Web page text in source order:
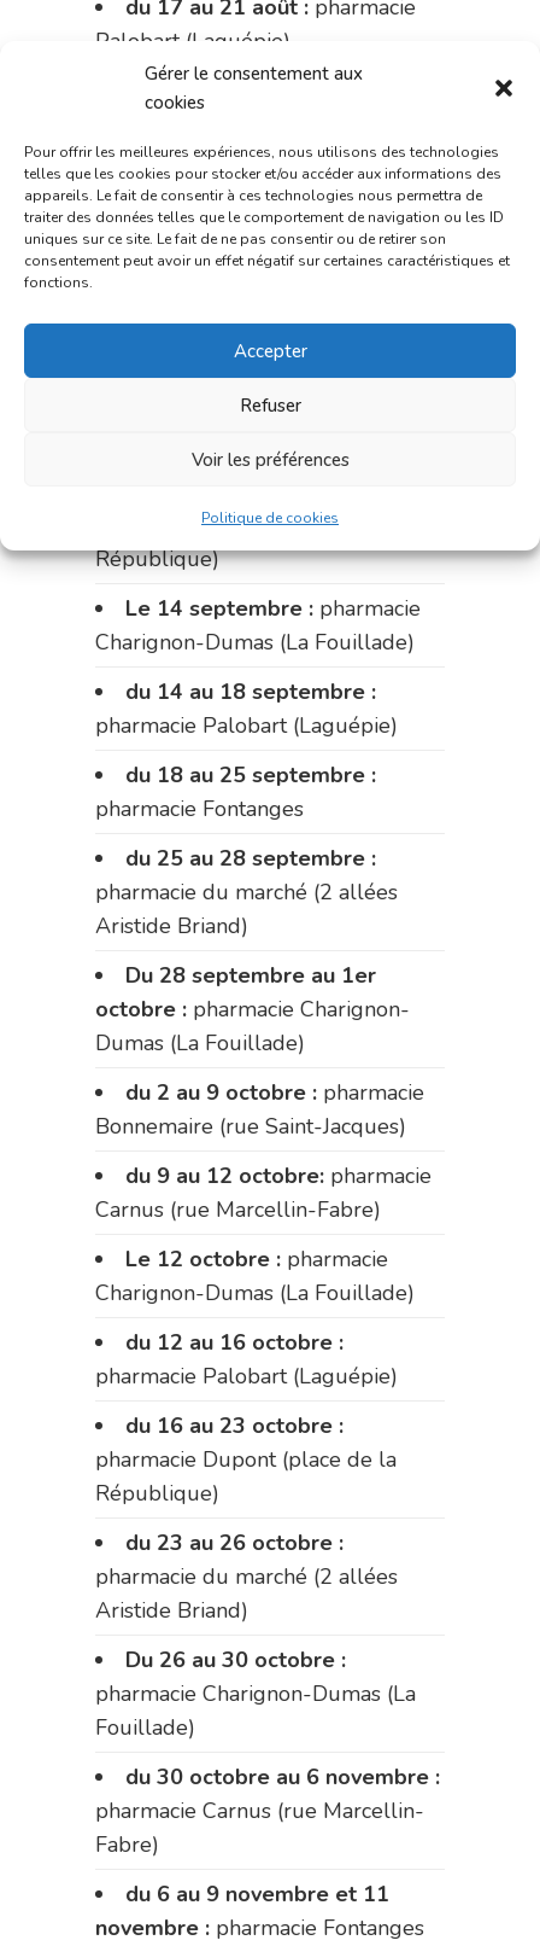
Gérer le consentement aux
cookies
Pour offrir les meilleures expériences, nous utilisons des technologies
telles que les cookies pour stocker et/ou accéder aux informations des
appareils. Le fait de consentir à ces technologies nous permettra de
traiter des données telles que le comportement de navigation ou les ID
uniques sur ce site. Le fait de ne pas consentir ou de retirer son
consentement peut avoir un effet négatif sur certaines caractéristiques et
fonctions.
Accepter
Refuser
Voir les préférences
Politique de cookies
du 17 au 21 août : pharmacie
Palobart (Laguépie)
du 21 au 28 août :
du 28 au 31 août :pharmacie
Bonnemaire (rue Saint-Jacques)
Du 31 août au 4 septembre :
Fouillade)
du 4 au 11 septembre :
pharmacie Carnus (rue Marcellin-
pharmacie Dupont (place de la
République)
Le 14 septembre : pharmacie
Charignon-Dumas (La Fouillade)
du 14 au 18 septembre :
pharmacie Palobart (Laguépie)
du 18 au 25 septembre :
pharmacie Fontanges
du 25 au 28 septembre :
pharmacie du marché (2 allées
Aristide Briand)
Du 28 septembre au 1er
octobre : pharmacie Charignon-
Dumas (La Fouillade)
du 2 au 9 octobre : pharmacie
Bonnemaire (rue Saint-Jacques)
du 9 au 12 octobre: pharmacie
Carnus (rue Marcellin-Fabre)
Le 12 octobre : pharmacie
Charignon-Dumas (La Fouillade)
du 12 au 16 octobre :
pharmacie Palobart (Laguépie)
du 16 au 23 octobre :
pharmacie Dupont (place de la
République)
du 23 au 26 octobre :
pharmacie du marché (2 allées
Aristide Briand)
Du 26 au 30 octobre :
pharmacie Charignon-Dumas (La
Fouillade)
du 30 octobre au 6 novembre :
pharmacie Carnus (rue Marcellin-
Fabre)
du 6 au 9 novembre et 11
novembre : pharmacie Fontanges